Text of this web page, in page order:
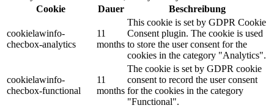
Cookie
Dauer Beschreibung
cookielawinfo-
checbox-analytics
11
months
This cookie is set by GDPR Cookie
Consent plugin. The cookie is used
to store the user consent for the
cookies in the category "Analytics".
cookielawinfo-
checbox-functional
11
months
The cookie is set by GDPR cookie
consent to record the user consent
for the cookies in the category
"Functional".